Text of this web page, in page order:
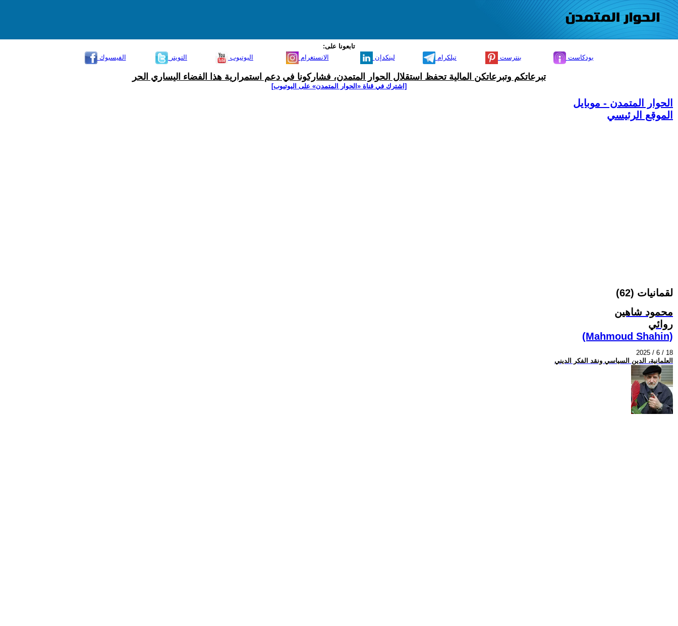
تابعونا على:
الفيسبوك
التويتر اليوتيوب الانستغرام لينكدإن تيلكرام بنترست بودكاست
تبرعاتكم وتبرعاتكن المالية تحفظ استقلال الحوار المتمدن، فشاركونا في دعم استمرارية هذا الفضاء اليساري الحر
[اشترك في قناة ‫«الحوار المتمدن» على اليوتيوب]
الحوار المتمدن - موبايل
الموقع الرئيسي
لقمانيات (62)
محمود شاهين
روائي
(Mahmoud Shahin)
2025 / 6 / 18
العلمانية، الدين السياسي ونقد الفكر الديني